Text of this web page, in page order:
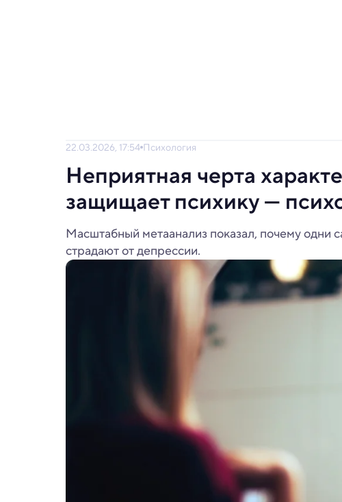
22.03.2026, 17:54 Психология
Неприятная черта
защищает психику —
Масштабный метаанализ показал, почему одни
страдают от депрессии.